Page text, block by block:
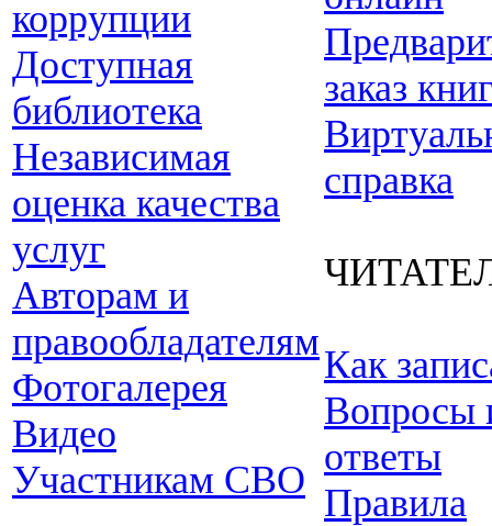
коррупции
Доступная
библиотека
Независимая
оценка качества
услуг
Авторам и
правообладателям
Фотогалерея
Видео
Участникам СВО
заказ
справка
Как
Вопросы
ответы
Правила